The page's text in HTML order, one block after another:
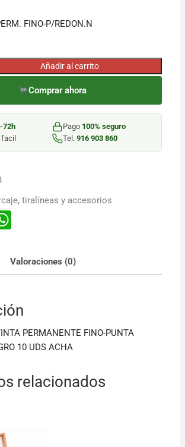
FINO-P/REDON.N
Añadir al carrito
Comprar ahora
72h Pago 100% seguro
Tel. 916 903 860
tiralíneas y accesorios
W
at
s
p
p
Valoraciones (0)
PERMANENTE FINO-PUNTA
10 UDS ACHA
relacionados
virtual de Ferretería El Arroyo.
y te ayudo a encontrarlo,
el nombre exacto